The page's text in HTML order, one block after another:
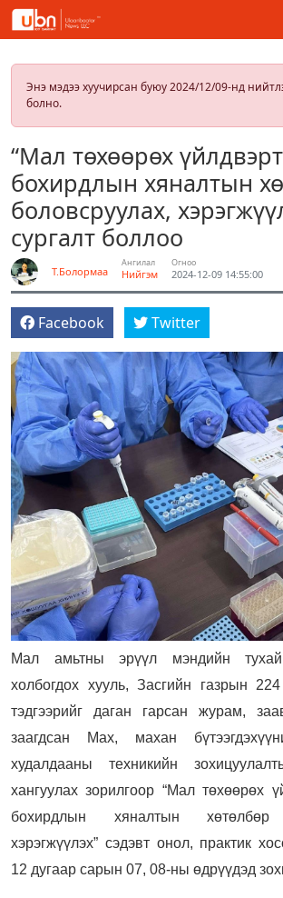
Энэ мэдээ хуучирсан буюу 2024/12/09-нд
болно.
“Мал төхөөрөх
бохирдлын хяналтын
боловсруулах,
сургалт боллоо
Т.Болормаа
Ангилал
Нийгэм
Огноо
2024-12-09 14:55:00
Facebook Twitter
Мал амьтны эрүүл мэндийн
холбогдох хууль, Засгийн газрын 224
тэдгээрийг даган гарсан журам,
заагдсан Мах, махан
худалдааны техникийн
хангуулах зорилгоор “Мал төхөөрөх
бохирдлын хяналтын хөтөлбөр
хэрэгжүүлэх” сэдэвт онол, практик
12 дугаар сарын 07, 08-ны өдрүүдэд